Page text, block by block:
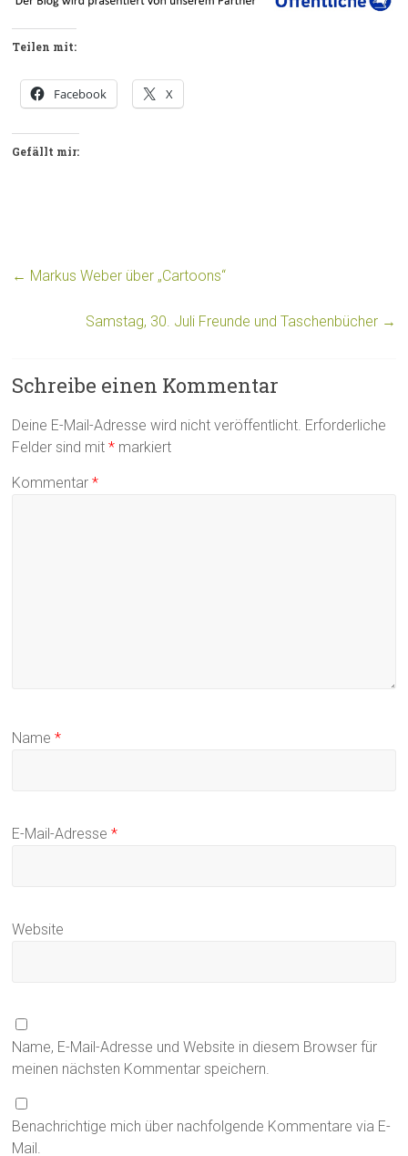
Teilen mit:
Facebook X
Gefällt mir:
← Markus Weber über „Cartoons“
Samstag, 30. Juli Freunde und Taschenbücher →
Schreibe einen Kommentar
Deine E-Mail-Adresse wird nicht veröffentlicht. Erforderliche
Felder sind mit* markiert
Kommentar*
Name*
E-Mail-Adresse*
Website
Name, E-Mail-Adresse und Website in diesem Browser für
meinen nächsten Kommentar speichern.
Benachrichtige mich über nachfolgende Kommentare via E-
Mail.